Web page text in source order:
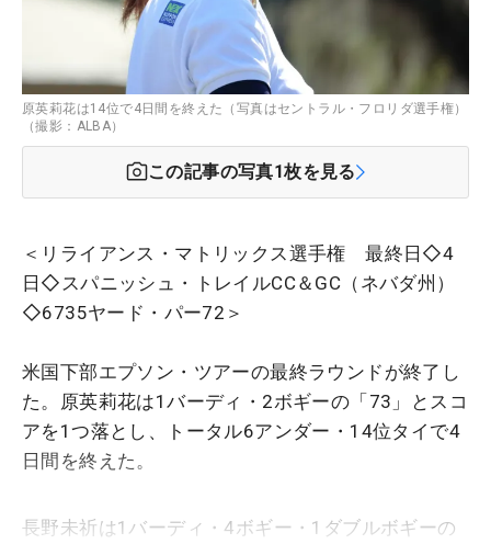
原英莉花は14位で4日間を終えた（写真はセントラル・フロリダ選手権）
（撮影：ALBA）
この記事の写真1枚を見る
＜リライアンス・マトリックス選手権 最終日◇4
日◇スパニッシュ・トレイルCC＆GC（ネバダ州）
◇6735ヤード・パー72＞
米国下部エプソン・ツアーの最終ラウンドが終了し
た。原英莉花は1バーディ・2ボギーの「73」とスコ
アを1つ落とし、トータル6アンダー・14位タイで4
日間を終えた。
長野未祈は1バーディ・4ボギー・1ダブルボギーの